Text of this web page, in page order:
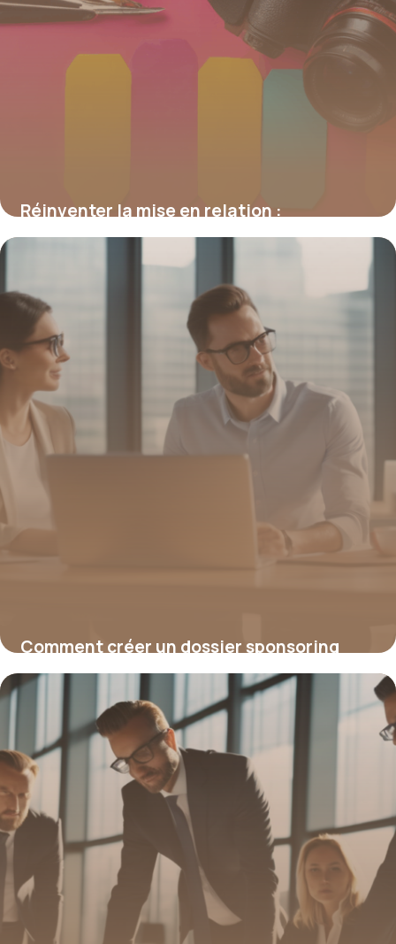
Réinventer la mise en relation :
stratégies, outils et enjeux digitaux
Comment créer un dossier sponsoring
convaincant pour attirer vos partenaires